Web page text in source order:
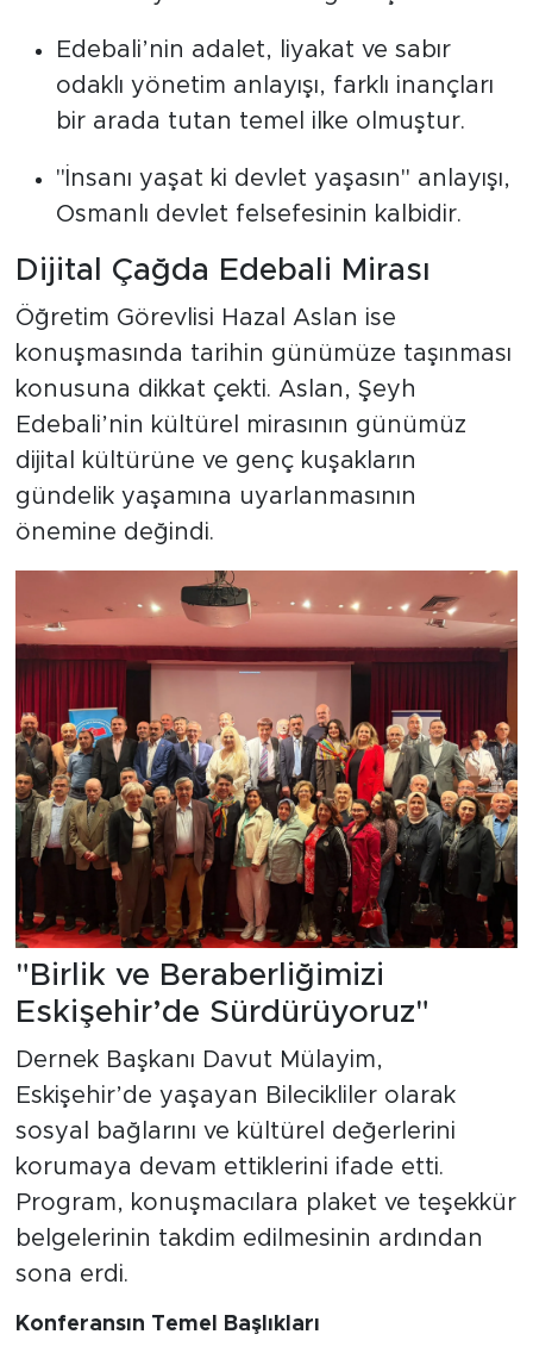
Edebali’nin adalet, liyakat ve sabır
odaklı yönetim anlayışı, farklı inançları
bir arada tutan temel ilke olmuştur.
"İnsanı yaşat ki devlet yaşasın" anlayışı,
Osmanlı devlet felsefesinin kalbidir.
Dijital Çağda Edebali Mirası
Öğretim Görevlisi Hazal Aslan ise
konuşmasında tarihin günümüze taşınması
konusuna dikkat çekti. Aslan, Şeyh
Edebali’nin kültürel mirasının günümüz
dijital kültürüne ve genç kuşakların
gündelik yaşamına uyarlanmasının
önemine değindi.
"Birlik ve Beraberliğimizi
Eskişehir’de Sürdürüyoruz"
Dernek Başkanı Davut Mülayim,
Eskişehir’de yaşayan Bilecikliler olarak
sosyal bağlarını ve kültürel değerlerini
korumaya devam ettiklerini ifade etti.
Program, konuşmacılara plaket ve teşekkür
belgelerinin takdim edilmesinin ardından
sona erdi.
Konferansın Temel Başlıkları